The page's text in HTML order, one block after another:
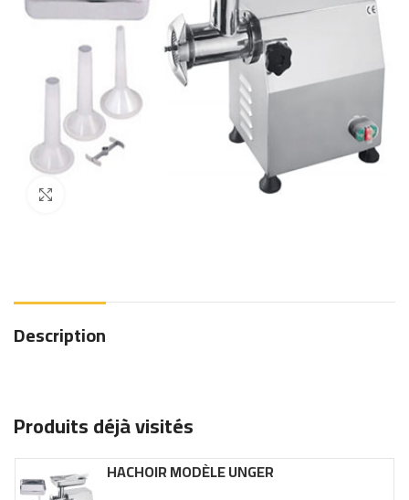
Description
Produits déjà visités
HACHOIR MODÈLE UNGER